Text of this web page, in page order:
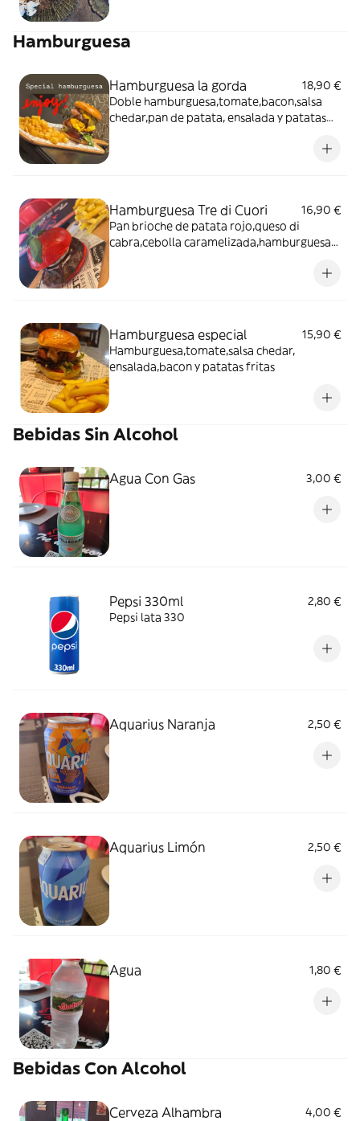
Hamburguesa
Hamburguesa la gorda
18,90 €
Doble hamburguesa,tomate,bacon,salsa
chedar,pan de patata, ensalada y patatas
Hamburguesa Tre di Cuori
16,90 €
Pan brioche de patata rojo,queso di
cabra,cebolla caramelizada,hamburguesa
Hamburguesa especial
15,90 €
Hamburguesa,tomate,salsa chedar,
ensalada,bacon y patatas fritas
Bebidas Sin Alcohol
Agua Con Gas 3,00 €
Pepsi 330ml
2,80 €
Pepsi lata 330
Aquarius Naranja 2,50 €
Aquarius Limón 2,50 €
Agua 1,80 €
Bebidas Con Alcohol
Cerveza Alhambra 4,00 €